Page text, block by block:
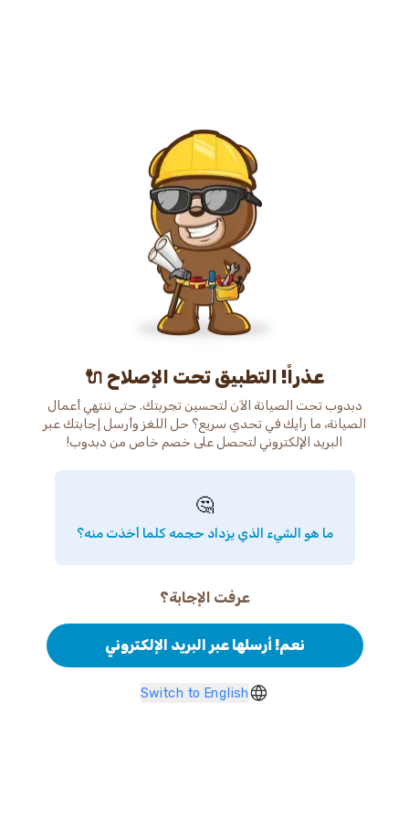
عذراً! التطبيق تحت الإصلاح 🔌
دبدوب تحت الصيانة الآن لتحسين تجربتك. حتى ننتهي أعمال
الصيانة، ما رأيك في تحدي سريع؟ حل اللغز وأرسل إجابتك عبر
البريد الإلكتروني لتحصل على خصم خاص من دبدوب!
🤔
ما هو الشيء الذي يزداد حجمه كلما أخذت منه؟
عرفت الإجابة؟
نعم! أرسلها عبر البريد الإلكتروني
Switch to English